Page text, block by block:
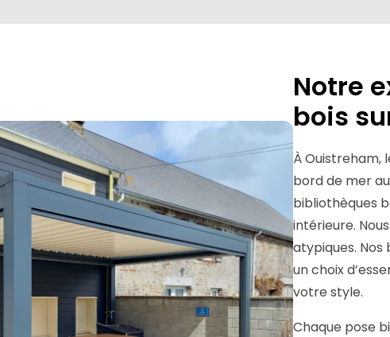
Notre
bois
À Ouistreham,
bord de mer
bibliothèques
intérieure.
atypiques.
un choix
votre style.
Chaque pose